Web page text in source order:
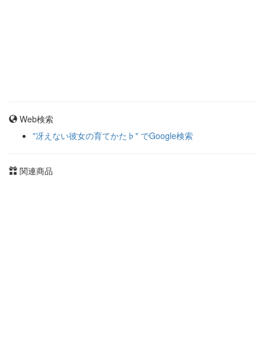
Web検索
"冴えない彼女の育てかた♭" でGoogle検索
関連商品